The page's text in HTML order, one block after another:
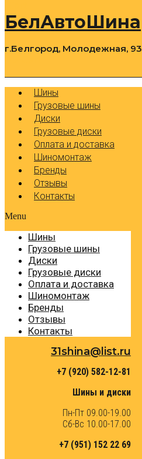
БелАвтоШина
г.Белгород, Молодежная, 93
Шины
Грузовые шины
Диски
Грузовые диски
Оплата и доставка
Шиномонтаж
Бренды
Отзывы
Контакты
Menu
Шины
Грузовые шины
Диски
Грузовые диски
Оплата и доставка
Шиномонтаж
Бренды
Отзывы
Контакты
31shina@list.ru
+7 (920) 582-12-81
Шины и диски
Пн-Пт 09.00-19.00
Сб-Вс 10.00-17.00
+7 (951) 152 22 69